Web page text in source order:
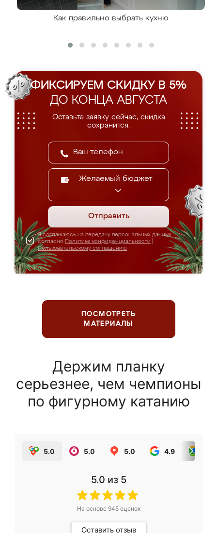
Как правильно выбрать кухню
ФИКСИРУЕМ СКИДКУ В 5%
ДО КОНЦА АВГУСТА
Оставьте заявку сейчас, скидка
сохранится.
Желаемый бюджет
Отправить
Я соглашаюсь на передачу персональных данных
согласно Политике конфиденциальности
Пользовательскому соглашению
ПОСМОТРЕТЬ
МАТЕРИАЛЫ
Держим планку
серьезнее, чем чемпионы
по фигурному катанию
5.0 5.0 5.0 4.9
5.0 из 5
На основе 945оценок
Оставить отзыв